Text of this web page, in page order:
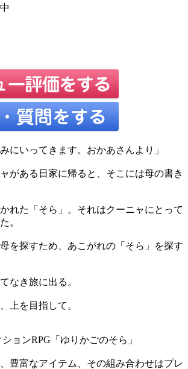
いってきます。おかあさんより」
ある日家に帰ると、そこには母の書き
た「そら」。それはクーニャにとって
。
探すため、あこがれの「そら」を探す
き旅に出る。
を目指して。
ョンRPG「ゆりかごのそら」
豊富なアイテム、その組み合わせはプレ